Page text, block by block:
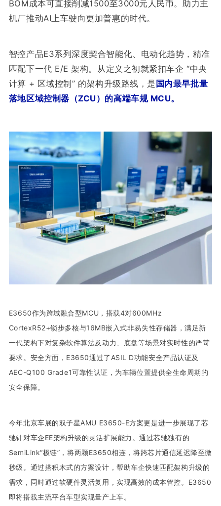
BOM成本可直接削减1500至3000元人民币。助力主
机厂推动AI上车驶向更加普惠的时代。
智控产品E3系列深度契合智能化、电动化趋势，精准
匹配下一代 E/E 架构。从定义之初就紧扣车企 “中央
计算 + 区域控制” 的架构升级路线，是 国内最早批量
落地区域控制器（ZCU）的高端车规 MCU。
E3650作为跨域融合型MCU，搭载4对600MHz
CortexR52+锁步多核与16MB嵌入式非易失性存储器，满足新
一代架构下对复杂软件算法及动力、底盘等场景对实时性的严苛
要求。安全方面，E3650通过了ASIL D功能安全产品认证及
AEC-Q100 Grade1可靠性认证，为车辆位置提供全生命周期的
安全保障。
今年北京车展的双子星AMU E3650-E方案更是进一步展现了芯
驰针对车企EE架构升级的灵活扩展能力。通过芯驰独有的
SemiLink“极链”，将两颗E3650相连，将跨芯片通信延迟降至微
秒级。通过搭积木式的方案设计，帮助车企快速匹配架构升级的
需求，同时通过软硬件灵活复用，实现高效的成本管控。E3650
即将搭载主流平台车型实现量产上车。